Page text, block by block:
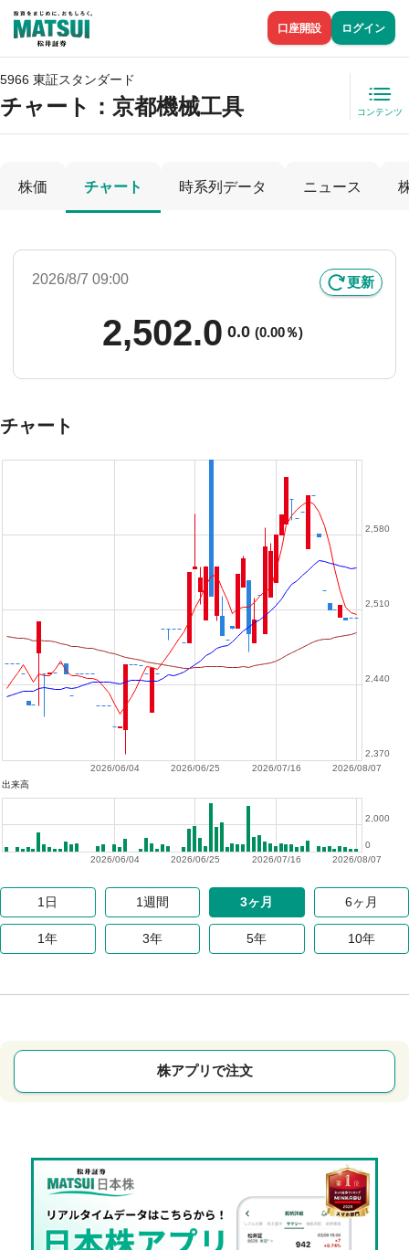
口座開設 ログイン
5966 東証スタンダード
チャート： 京都機械工具 コンテンツ
株価 チャート 時系列データ ニュース
2026/8/7 09:00 更新
2,502.0 0.0 (0.00％)
チャート
2026/08/07
2026/07/16
2026/06/25
2026/06/04
2,370
2,440
2,510
2,580
出来高
2026/08/07
2026/07/16
2026/06/25
2026/06/04
0
2,000
1日 1週間 3ヶ月 6ヶ月
1年 3年 5年 10年
株アプリで注文